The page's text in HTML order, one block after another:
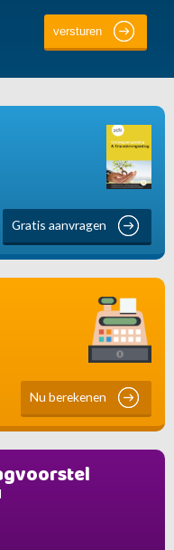
Gratis aanvragen
Nu berekenen